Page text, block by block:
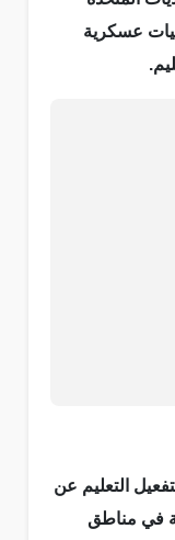
عسكرية
التعليم عن
في مناطق